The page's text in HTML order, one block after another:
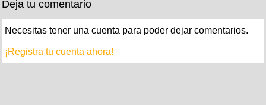
Deja tu comentario
Necesitas tener una cuenta para poder dejar comentarios.
¡Registra tu cuenta ahora!